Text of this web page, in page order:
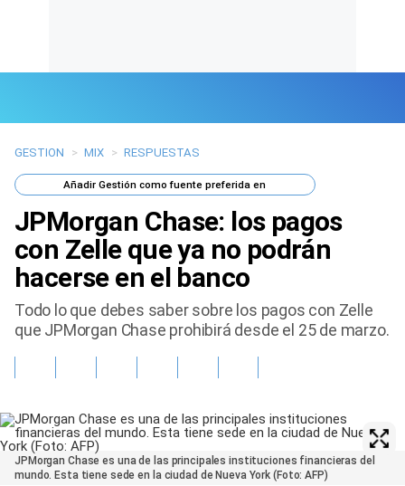
Últimas Noticias
Mi Bolsillo
Respuestas
Gente
Vida Laboral
GESTION > MIX > RESPUESTAS
AñadirGestión como fuente preferida en
JPMorgan Chase: los pagos
con Zelle que ya no podrán
hacerse en el banco
Todo lo que debes saber sobre los pagos con Zelle
que JPMorgan Chase prohibirá desde el 25 de marzo.
JPMorgan Chase es una de las principales instituciones financieras del
mundo. Esta tiene sede en la ciudad de Nueva York (Foto: AFP)